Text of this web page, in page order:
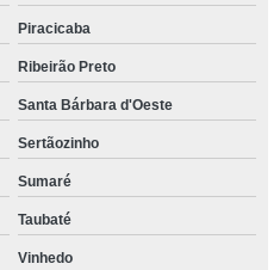
Piracicaba
Ribeirão Preto
Santa Bárbara d'Oeste
Sertãozinho
Sumaré
Taubaté
Vinhedo